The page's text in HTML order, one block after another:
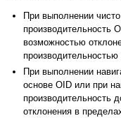
При выполнении
производительность
возможностью
При выполнении
основе OID или при
производительность
отклонения в